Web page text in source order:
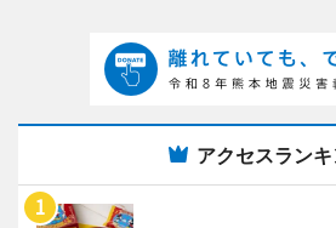
アクセスラン